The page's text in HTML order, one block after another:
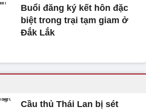
Buổi đăng ký kết hôn đặc
biệt trong trại tạm giam ở
Đắk Lắk
Cầu thủ Thái Lan bị sét